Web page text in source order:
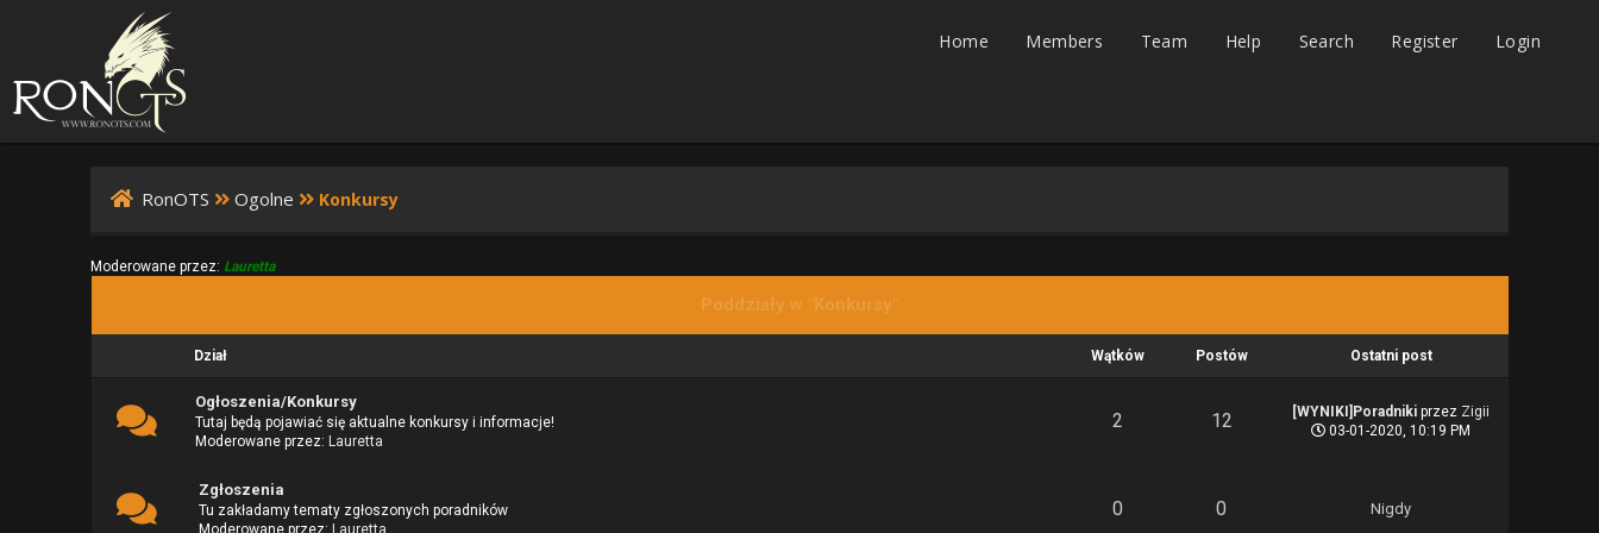
Home Members Team Help Search Register Login
RonOTS Ogolne Konkursy
Moderowane przez: Lauretta
Poddziały w "Konkursy"
Dział Wątków Postów Ostatni post
Ogłoszenia/Konkursy
Tutaj będą pojawiać się aktualne konkursy i informacje!
Moderowane przez: Lauretta
2 12 [WYNIKI]Poradniki przez Zigii
03-01-2020, 10:19 PM
Zgłoszenia
Tu zakładamy tematy zgłoszonych poradników
Moderowane przez: Lauretta
0 0 Nigdy